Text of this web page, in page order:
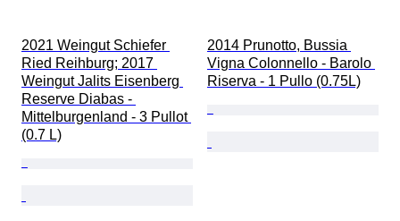
2021 Weingut Schiefer
Ried Reihburg; 2017
Weingut Jalits Eisenberg
Reserve Diabas -
Mittelburgenland - 3 Pullot
(0.7 L)
2014 Prunotto, Bussia
Vigna Colonnello - Barolo
Riserva - 1 Pullo (0.75L)